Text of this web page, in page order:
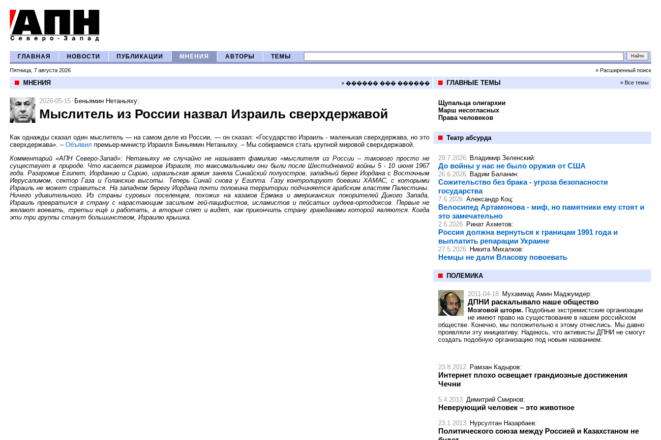
ГЛАВНАЯ НОВОСТИ ПУБЛИКАЦИИ МНЕНИЯ АВТОРЫ ТЕМЫ
Пятница, 7 августа 2026 » Расширенный поиск
МНЕНИЯ » ������ ��� ������
2026-05-15 Беньямин Нетаньяху:
Мыслитель из России назвал Израиль сверхдержавой
Как однажды сказал один мыслитель — на самом деле из России, — он сказал: «Государство Израиль - маленькая сверхдержава, но это
сверхдержава». – Объявил премьер-министр Израиля Биньямин Нетаньяху. – Мы собираемся стать крупной мировой сверхдержавой.
Комментарий «АПН Северо-Запад»: Нетаньяху не случайно не называет фамилию «мыслителя из России – такового просто не
существует в природе. Что касается размеров Израиля, то максимальными они были после Шестидневной войны 5 - 10 июня 1967
года. Разгромив Египет, Иорданию и Сирию, израильская армия заняла Синайский полуостров, западный берег Иордана с Восточным
Иерусалимом, сектор Газа и Голанские высоты. Теперь Синай снова у Египта. Газу контролируют боевики ХАМАС, с которыми
Израиль не может справиться. На западном берегу Иордана почти половина территории подчиняется арабским властям Палестины.
Ничего удивительного. Из страны суровых поселенцев, похожих на казаков Ермака и американских покорителей Дикого Запада,
Израиль превратился в страну с нарастающим засильем гей-пацифистов, исламистов и пейсатых иудеев-ортодоксов. Первые не
желают воевать, третьи ещё и работать, а вторые спят и видят, как прикончить страну гражданами которой являются. Когда
эти три группы станут большинством, Израилю крышка.
ГЛАВНЫЕ ТЕМЫ » Все темы
Щупальца олигархии
Марш несогласных
Права человеков
Театр абсурда
29.7.2026 Владимир Зеленский:
До войны у нас не было оружия от США
26.6.2026 Вадим Баланин:
Сожительство без брака - угроза безопасности
государства
7.6.2026 Александр Коц:
Велосипед Артамонова - миф, но памятники ему стоят и
это замечательно
2.6.2026 Ринат Ахметов:
Россия должна вернуться к границам 1991 года и
выплатить репарации Украине
27.5.2026 Никита Михалков:
Немцы не дали Власову повоевать
ПОЛЕМИКА
2011-04-18 Мухаммад Амин Маджумдер:
ДПНИ раскалывало наше общество
Мозговой шторм. Подобные экстремистские организации
не имеют право на существование в нашем российском
обществе. Конечно, мы положительно к этому отнеслись. Мы давно
проявляли эту инициативу. Надеюсь, что активисты ДПНИ не смогут
создать подобную организацию под новым названием.
23.8.2012 Рамзан Кадыров:
Интернет плохо освещает грандиозные достижения
Чечни
5.4.2013 Димитрий Смирнов:
Неверующий человек – это животное
23.1.2013 Нурсултан Назарбаев:
Политического союза между Россией и Казахстаном не